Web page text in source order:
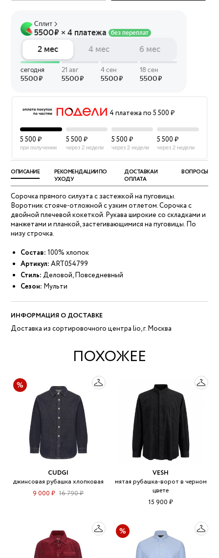
4 платежа по 5 500 ₽
5 500 ₽
при получении
5 500 ₽
через 2 недели
5 500 ₽
через 2 недели
5 500 ₽
через 2 недели
ОПИСАНИЕ
РЕКОМЕНДАЦИИ ПО
УХОДУ
ДОСТАВКА И
ОПЛАТА
ВОПРОСЫ
Сорочка прямого силуэта с застежкой на пуговицы.
Воротник стояче-отложной с узким отлетом. Сорочка с
двойной плечевой кокеткой. Рукава широкие со складками и
манжетами и планкой, застегивающимися на пуговицы. По
низу строчка.
Состав: 100% хлопок
Артикул: ART054799
Стиль: Деловой, Повседневный
Сезон: Мульти
ИНФОРМАЦИЯ О ДОСТАВКЕ
Доставка из сортировочного центра lio, г. Москва
ПОХОЖЕЕ
CUDGI
джинсовая рубашка хлопковая
9 000 ₽ 16 790 ₽
VESH
мятая рубашка-ворот в черном
цвете
15 900 ₽